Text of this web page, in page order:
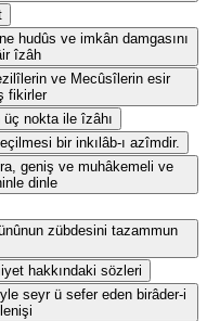
hudûs ve imkân damgasını
îzâh
ve Mecûsîlerin esir
fikirler
nokta ile îzâhı
bir inkılâb-ı azîmdir.
geniş ve muhâkemeli ve
dinle
zübdesini tazammun
hakkındaki sözleri
seyr ü sefer eden birâder-i